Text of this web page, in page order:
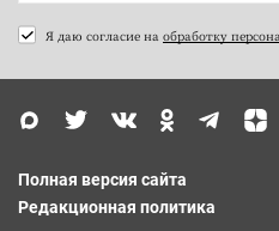
Я даю согласие на обработку
Полная версия сайта
Редакционная политика